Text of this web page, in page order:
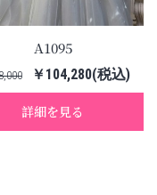
A1095
￥104,280(税込)
詳細を見る